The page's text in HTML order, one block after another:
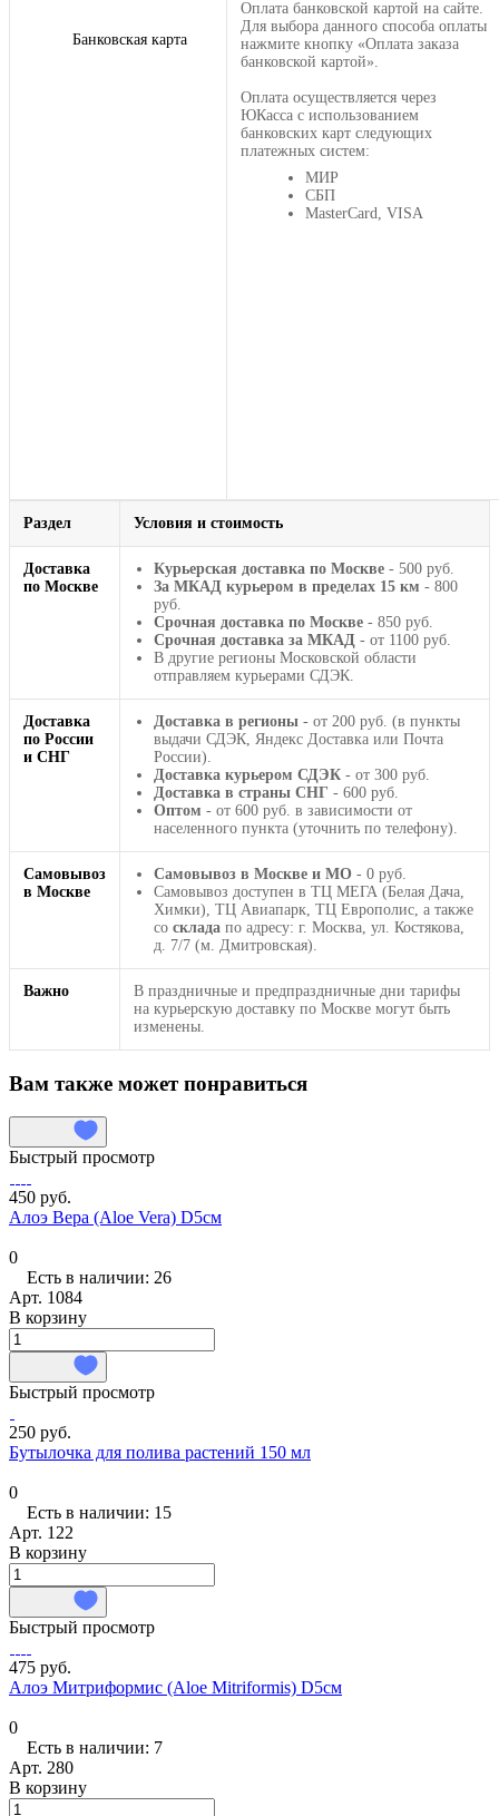
Банковская карта
Оплата банковской картой на сайте.
Для выбора данного способа оплаты
нажмите кнопку «Оплата заказа
банковской картой».
Оплата осуществляется через
ЮКасса с использованием
банковских карт следующих
платежных систем:
МИР
СБП
MasterCard, VISA
Раздел Условия и стоимость
Доставка
по Москве
Курьерская доставка по Москве - 500 руб.
За МКАД курьером в пределах 15 км - 800
руб.
Срочная доставка по Москве - 850 руб.
Срочная доставка за МКАД - от 1100 руб.
В другие регионы Московской области
отправляем курьерами СДЭК.
Доставка
по России
и СНГ
Доставка в регионы - от 200 руб. (в пункты
выдачи СДЭК, Яндекс Доставка или Почта
России).
Доставка курьером СДЭК - от 300 руб.
Доставка в страны СНГ - 600 руб.
Оптом - от 600 руб. в зависимости от
населенного пункта (уточнить по телефону).
Самовывоз
в Москве
Самовывоз в Москве и МО - 0 руб.
Самовывоз доступен в ТЦ МЕГА (Белая Дача,
Химки), ТЦ Авиапарк, ТЦ Европолис, а также
со склада по адресу: г. Москва, ул. Костякова,
д. 7/7 (м. Дмитровская).
Важно
В праздничные и предпраздничные дни тарифы
на курьерскую доставку по Москве могут быть
изменены.
Вам также может понравиться
Быстрый просмотр
450 руб.
Алоэ Вера (Aloe Vera) D5см
0
Есть в наличии: 26
Арт. 1084
В корзину
Быстрый просмотр
250 руб.
Бутылочка для полива растений 150 мл
0
Есть в наличии: 15
Арт. 122
В корзину
Быстрый просмотр
475 руб.
Алоэ Митриформис (Aloe Mitriformis) D5см
0
Есть в наличии: 7
Арт. 280
В корзину